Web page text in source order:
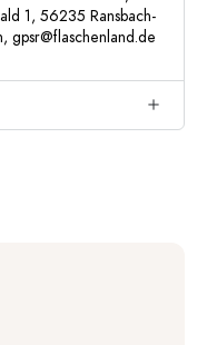
1, 56235 Ransbach-
gpsr@flaschenland.de